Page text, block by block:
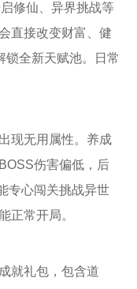
修仙、异界挑战等
直接改变财富、健
锁全新天赋池。日常
现无用属性。养成
伤害偏低，后
专心闯关挑战异世
正常开局。
就礼包，包含道